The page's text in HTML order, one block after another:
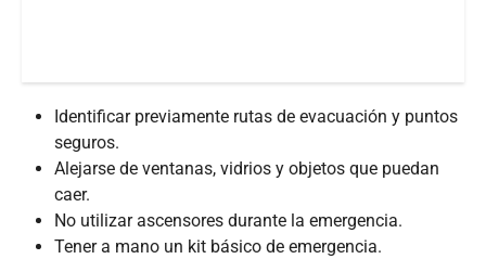
Identificar previamente rutas de evacuación y puntos
seguros.
Alejarse de ventanas, vidrios y objetos que puedan
caer.
No utilizar ascensores durante la emergencia.
Tener a mano un kit básico de emergencia.